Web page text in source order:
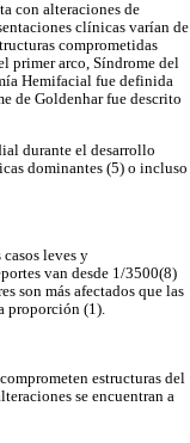
con alteraciones de
clínicas varían de
comprometidas
primer arco, Síndrome del
Hemifacial fue definida
de Goldenhar fue descrito
durante el desarrollo
dominantes (5) o incluso
leves y
van desde 1/3500(8)
son más afectados que las
proporción (1).
estructuras del
se encuentran a